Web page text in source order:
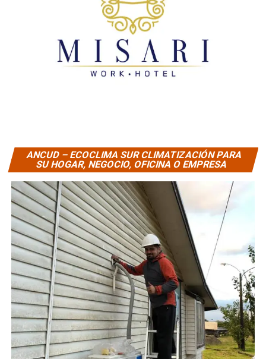
ANCUD – ECOCLIMA SUR CLIMATIZACIÓN PARA
SU HOGAR, NEGOCIO, OFICINA O EMPRESA